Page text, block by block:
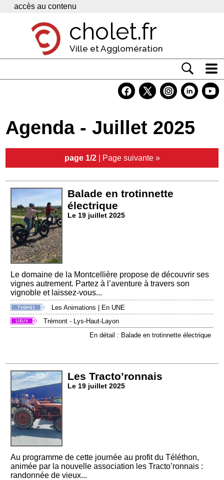
Panneau de gestion des cookies
accès au contenu
cholet.fr
Ville et Agglomération
Economie
Services
Agenda - Juillet 2025
page 1/2| Page suivante »
Balade en trotinnette
électrique
Le 19 juillet 2025
Le domaine de la Montcellière propose de découvrir ses
vignes autrement. Partez à l’aventure à travers son
vignoble et laissez-vous...
Les Animations | En UNE
Trémont - Lys-Haut-Layon
En détail : Balade en trotinnette électrique
Les Tracto’ronnais
Le 19 juillet 2025
Au programme de cette journée au profit du Téléthon,
animée par la nouvelle association les Tracto’ronnais :
randonnée de vieux...